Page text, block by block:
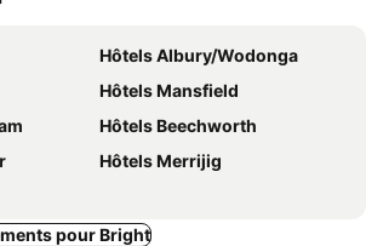
Hôtels Albury/Wodonga
Hôtels Mansfield
Hôtels Beechworth
Hôtels Merrijig
pour Bright